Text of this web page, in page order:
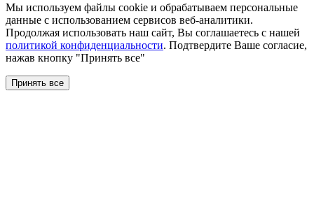
Мы используем файлы сookie и обрабатываем персональные
данные с использованием сервисов веб-аналитики.
Продолжая использовать наш сайт, Вы соглашаетесь с нашей
политикой конфиденциальности. Подтвердите Ваше согласие,
нажав кнопку "Принять все"
Принять все